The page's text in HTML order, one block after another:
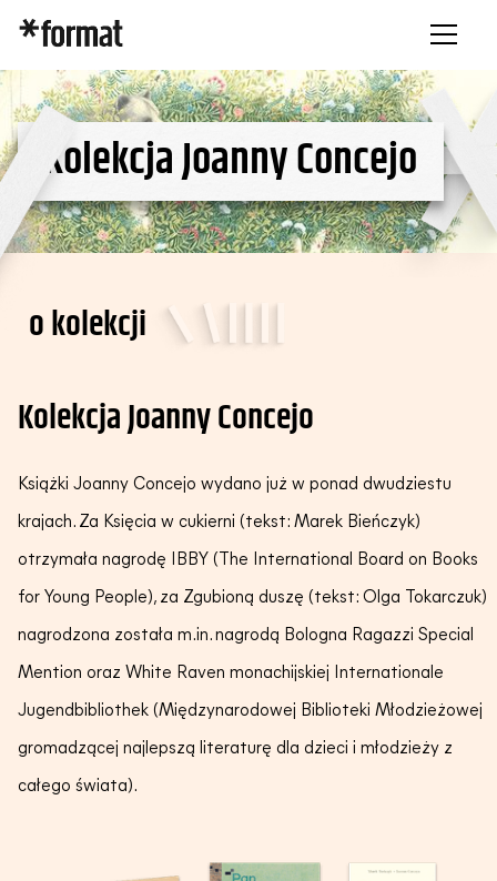
KolekcjaJoannyConcejo
o kolekcji
Kolekcja Joanny Concejo
Książki Joanny Concejo wydano już w ponad dwudziestu
krajach. Za Księcia w cukierni (tekst: Marek Bieńczyk)
otrzymała nagrodę IBBY (The International Board on Books
for Young People), za Zgubioną duszę (tekst: Olga Tokarczuk)
nagrodzona została m.in. nagrodą Bologna Ragazzi Special
Mention oraz White Raven monachijskiej Internationale
Jugendbibliothek (Międzynarodowej Biblioteki Młodzieżowej
gromadzącej najlepszą literaturę dla dzieci i młodzieży z
całego świata).